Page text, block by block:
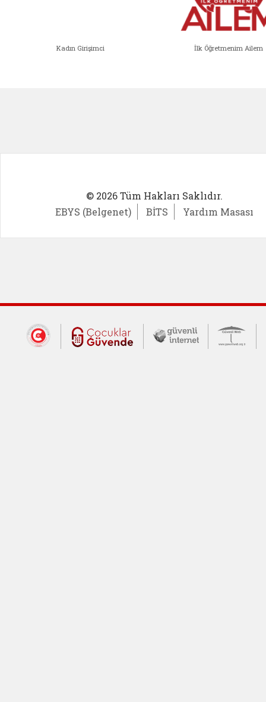
Kadın Girişimci İlk Öğretmenim Ailem
© 2026 Tüm Hakları Saklıdır.
EBYS (Belgenet)
BİTS Yardım Masası
Dış Bağlantılar
Cumhurbaşkanlığı İletişim Merkezi
Çocuklar Güvende (yeni
Güvenli